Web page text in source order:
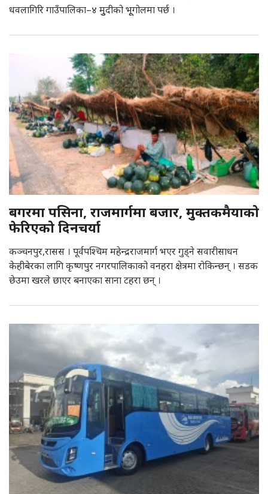
धवलागिरि गाउँपालिका–४ मुुदीको भूूगोलमा पर्छ ।
बगरमा पसिना, राजमार्गमा बजार, मुक्तकमैयाको
फेरिएको दिनचर्या
कञ्चनपुर,रासस । पूर्वपश्चिम महेन्द्रराजमार्ग भएर गुड्ने सवारीसाधन
केहीबेरका लागि कृष्णपुर नगरपालिकाको वनहरा क्षेत्रमा रोकिन्छन् । सडक
छेउमा खरले छाएर बनाएका साना टहरा छन् ।